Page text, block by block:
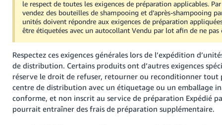
le respect de toutes les exigences de préparation applicables.
vendez des bouteilles de shampooing et d’après-shampooing
unités doivent répondre aux exigences de préparation
être étiquetées avec un autocollant Vendu par lot afin de ne pas
Respectez ces exigences générales lors de l’expédition
de distribution. Certains produits ont d’autres exigences
réserve le droit de refuser, retourner ou reconditionner
centre de distribution avec un étiquetage ou un emballage
conforme, et non inscrit au service de préparation Expédié
pourrait entraîner des frais de préparation supplémentaire.